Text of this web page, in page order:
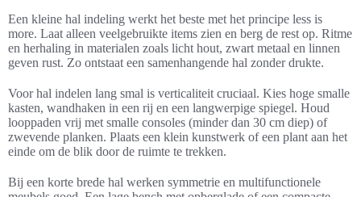
Een kleine hal indeling werkt het beste met het principe less is
more. Laat alleen veelgebruikte items zien en berg de rest op. Ritme
en herhaling in materialen zoals licht hout, zwart metaal en linnen
geven rust. Zo ontstaat een samenhangende hal zonder drukte.
Voor hal indelen lang smal is verticaliteit cruciaal. Kies hoge smalle
kasten, wandhaken in een rij en een langwerpige spiegel. Houd
looppaden vrij met smalle consoles (minder dan 30 cm diep) of
zwevende planken. Plaats een klein kunstwerk of een plant aan het
einde om de blik door de ruimte te trekken.
Bij een korte brede hal werken symmetrie en multifunctionele